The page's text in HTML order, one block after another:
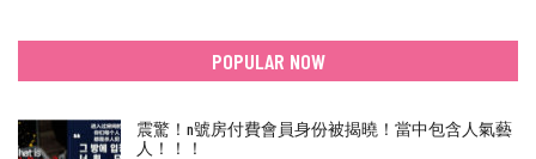
POPULAR NOW
震驚！n號房付費會員身份被揭曉！當中包含人氣藝
人！！！